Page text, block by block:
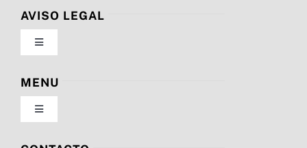
AVISO LEGAL
Toggle
Navigation
Política de privacidad
Condiciones de uso
MENU
Toggle
Navigation
Nosotros